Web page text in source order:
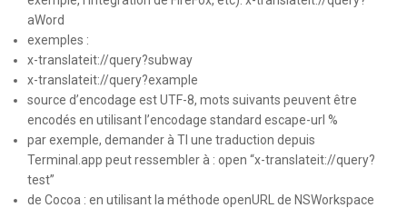
aWord
exemples :
x-translateit://query?subway
x-translateit://query?example
source d’encodage est UTF-8, mots suivants peuvent être
encodés en utilisant l’encodage standard escape-url %
par exemple, demander à TI une traduction depuis
Terminal.app peut ressembler à : open “x-translateit://query?
test”
de Cocoa : en utilisant la méthode openURL de NSWorkspace